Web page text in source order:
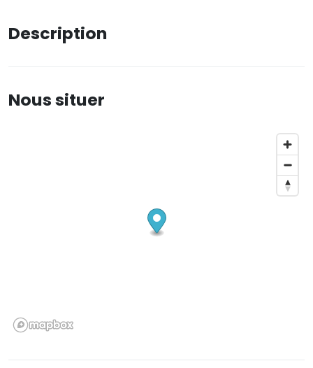
Description
Nous situer